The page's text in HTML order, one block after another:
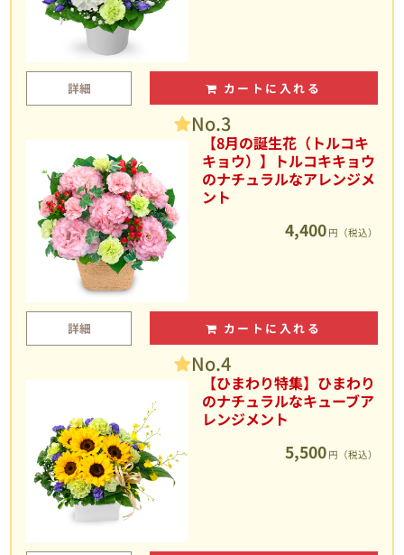
詳細 カートに入れる
No.3
【8月の誕生花（トルコキ
キョウ）】トルコキキョウ
のナチュラルなアレンジメ
ント
4,400 円（税込）
詳細 カートに入れる
No.4
【ひまわり特集】ひまわり
のナチュラルなキューブア
レンジメント
5,500 円（税込）